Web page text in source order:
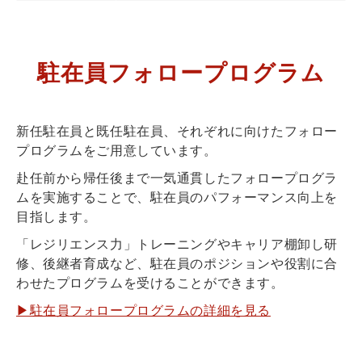
駐在員フォロープログラム
新任駐在員と既任駐在員、それぞれに向けたフォロー
プログラムをご用意しています。
赴任前から帰任後まで一気通貫したフォロープログラ
ムを実施することで、駐在員のパフォーマンス向上を
目指します。
「レジリエンス力」トレーニングやキャリア棚卸し研
修、後継者育成など、駐在員のポジションや役割に合
わせたプログラムを受けることができます。
▶駐在員フォロープログラムの詳細を見る